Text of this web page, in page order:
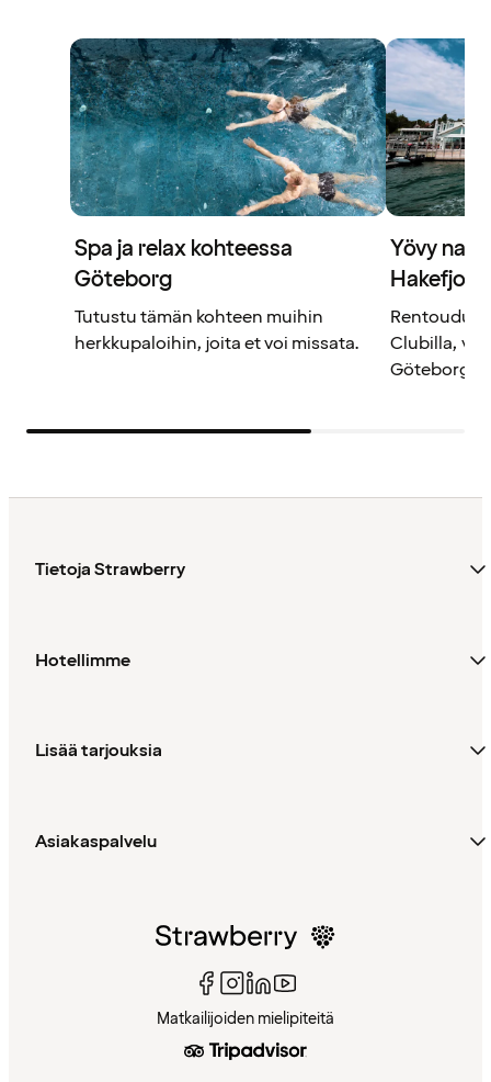
Spa ja relax kohteessa
Göteborg
Tutustu tämän kohteen muihin
herkkupaloihin, joita et voi missata.
Yövy
Rentoudu
Clubilla,
Tietoja Strawberry
Hotellimme
Lisää tarjouksia
Asiakaspalvelu
Matkailijoiden mielipiteitä